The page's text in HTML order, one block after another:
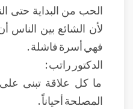
الحب من البداية حتى
لأن الشائع بين الناس
فهي أسرة فاشلة .
الدكتور راتب :
ما كل علاقة تبنى
المصلحة أحياناً .